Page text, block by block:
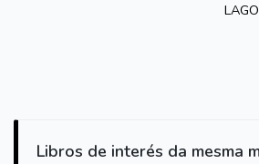
Libros de interés da mesma